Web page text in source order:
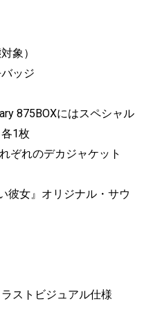
象）
ッジ
875BOXにはスペシャル
1枚
ぞれのデカジャケット
彼女』オリジナル・サウ
ストビジュアル仕様